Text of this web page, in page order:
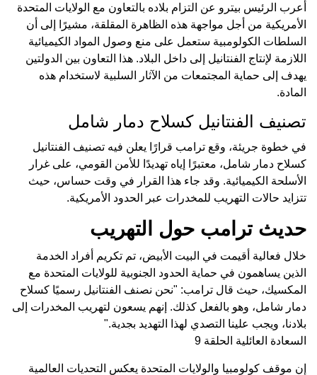
أعرب الرئيس بيترو عن التزام بلاده بالتعاون مع الولايات المتحدة
الأمريكية من أجل مواجهة هذه الظاهرة المقلقة، مشيرًا إلى أن
السلطات الكولومبية ستعمل على منع وصول المواد الكيميائية
اللازمة لإنتاج الفنتانيل إلى داخل البلاد. هذا التعاون بين الدولتين
يهدف إلى حماية المجتمعات من الآثار السلبية لاستخدام هذه
المادة.
تصنيف الفنتانيل كسلاح دمار شامل
في خطوة جريئة، وقع ترامب قرارًا يعلن فيه تصنيف الفنتانيل
كسلاح دمار شامل، معتبرًا إياه تهديدًا للأمن القومي، على غرار
الأسلحة الكيميائية. وقد جاء هذا القرار في وقت حساس، حيث
تتزايد حالات التهريب للمخدرات عبر الحدود الأمريكية.
حديث ترامب حول التهريب
خلال فعالية أقيمت في البيت الأبيض، تم تكريم أفراد الخدمة
الذين يساهمون في حماية الحدود الجنوبية للولايات المتحدة مع
المكسيك، حيث قال ترامب: "نحن نصنف الفنتانيل رسميًا كسلاح
دمار شامل، وهو بالفعل كذلك. إنهم يسعون لتهريب المخدرات إلى
بلادنا، ويجب علينا التصدي لهذا التهديد بجدية."
السعادة العائلية الحلقة 9
إن موقف كولومبيا والولايات المتحدة يعكس التحديات العالمية